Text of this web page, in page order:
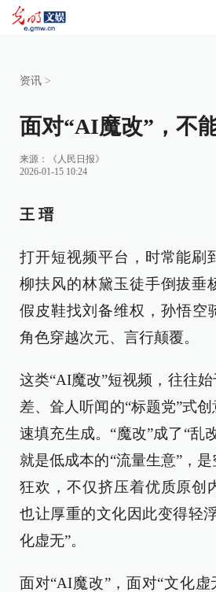
资讯 >
面对“AI魔改”，不
来源：
《人民日报》
2026-01-15 10:24
王 瑨
打开短视频平台，时常能刷
柳扶风的林黛玉徒手倒拔垂
假皮鞋找刘备维权，孙悟
角色穿越次元、言行颠覆。
这类“AI魔改”短视频，往往
差、耸人听闻的“标题党”式
速填充生成。“魔改”成了“乱
就是低成本的“流量生意”，
狂欢，不仅挤压着优质原创
也让厚重的文化因此变得轻
化虚无”。
面对“AI魔改”，面对“文化虚